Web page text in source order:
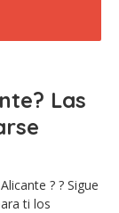
Las
? ? Sigue
ti los